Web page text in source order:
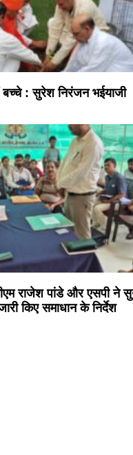
बच्चे : सुरेश निरंजन भईयाजी
राजेश पांडे और एसपी ने
किए समाधान के निर्देश